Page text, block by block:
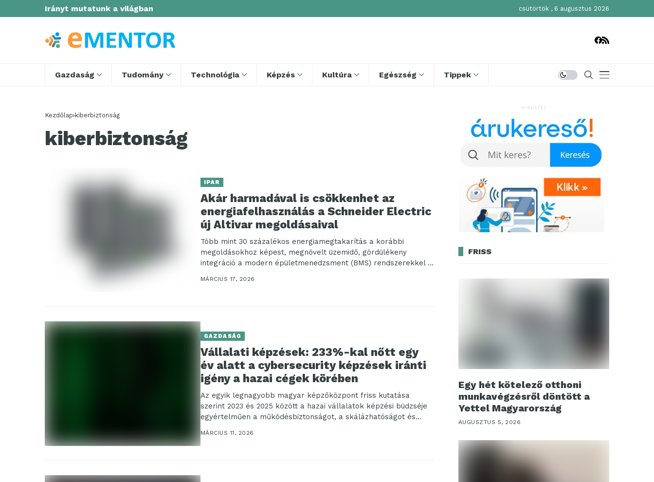
Irányt mutatunk a világban csütörtök , 6 augusztus 2026
Gazdaság Tudomány Technológia Képzés Kultúra Egészség Tippek
Kezdőlap kiberbiztonság
kiberbiztonság
IPAR
Akár harmadával is csökkenhet az
energiafelhasználás a Schneider Electric
új Altivar megoldásaival
Több mint 30 százalékos energiamegtakarítás a korábbi
megoldásokhoz képest, megnövelt üzemidő, gördülékeny
integráció a modern épületmenedzsment (BMS) rendszerekkel –
MÁRCIUS 17, 2026
GAZDASÁG
Vállalati képzések: 233%-kal nőtt egy
év alatt a cybersecurity képzések iránti
igény a hazai cégek körében
Az egyik legnagyobb magyar képzőközpont friss kutatása
szerint 2023 és 2025 között a hazai vállalatok képzési büdzséje
egyértelműen a működésbiztonságot, a skálázhatóságot és...
MÁRCIUS 11, 2026
HIRDETÉS
FRISS
Egy hét kötelező otthoni
munkavégzésről döntött a
Yettel Magyarország
AUGUSZTUS 5, 2026